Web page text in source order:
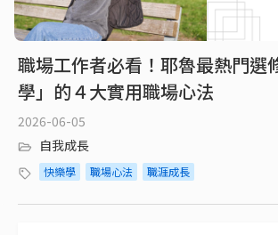
職場工作者必看！耶魯最熱門選
學」的４大實用職場心法
2026-06-05
自我成長
快樂學 職場心法 職涯成長